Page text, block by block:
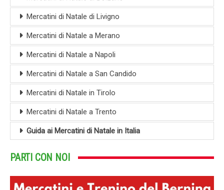
Mercatini di Natale di Livigno
Mercatini di Natale a Merano
Mercatini di Natale a Napoli
Mercatini di Natale a San Candido
Mercatini di Natale in Tirolo
Mercatini di Natale a Trento
Guida ai Mercatini di Natale in Italia
PARTI CON NOI